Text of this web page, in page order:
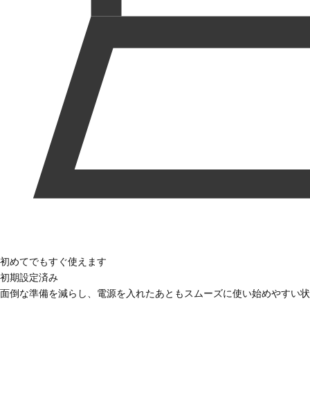
初めてでもすぐ使えます
初期設定済み
面倒な準備を減らし、電源を入れたあともスムーズに使い始めやすい